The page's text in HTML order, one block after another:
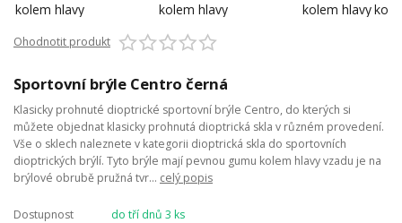
Ohodnotit produkt
Sportovní brýle Centro černá
Klasicky prohnuté dioptrické sportovní brýle Centro, do kterých si
můžete objednat klasicky prohnutá dioptrická skla v různém provedení.
Vše o sklech naleznete v kategorii dioptrická skla do sportovních
dioptrických brýlí. Tyto brýle mají pevnou gumu kolem hlavy vzadu je na
brýlové obrubě pružná tvr... celý popis
Dostupnost do tří dnů 3 ks